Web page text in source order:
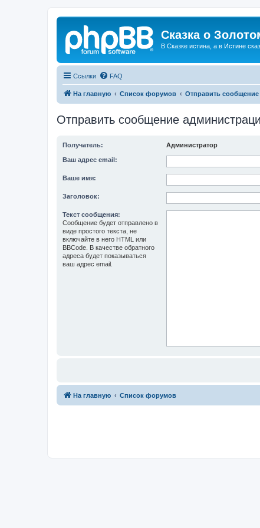
Сказка о
В Сказке истина, а в Истине
Ссылки FAQ
На главную Список форумов Отправить
Отправить сообщение
Получатель: Администратор
Ваш адрес email:
Ваше имя:
Заголовок:
Текст сообщения:
Сообщение будет отправлено в
виде простого текста, не
включайте в него HTML или
BBCode. В качестве обратного
адреса будет показываться
ваш адрес email.
На главную Список форумов